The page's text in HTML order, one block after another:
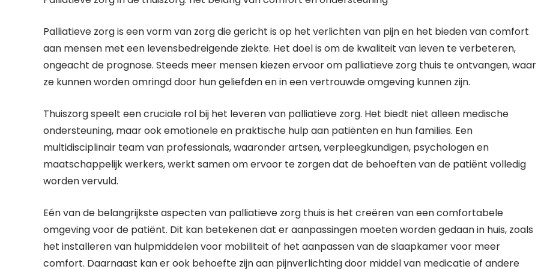
Palliatieve zorg is een vorm van zorg die gericht is op het verlichten van pijn en het bieden van comfort
aan mensen met een levensbedreigende ziekte. Het doel is om de kwaliteit van leven te verbeteren,
ongeacht de prognose. Steeds meer mensen kiezen ervoor om palliatieve zorg thuis te ontvangen, waar
ze kunnen worden omringd door hun geliefden en in een vertrouwde omgeving kunnen zijn.
Thuiszorg speelt een cruciale rol bij het leveren van palliatieve zorg. Het biedt niet alleen medische
ondersteuning, maar ook emotionele en praktische hulp aan patiënten en hun families. Een
multidisciplinair team van professionals, waaronder artsen, verpleegkundigen, psychologen en
maatschappelijk werkers, werkt samen om ervoor te zorgen dat de behoeften van de patiënt volledig
worden vervuld.
Eén van de belangrijkste aspecten van palliatieve zorg thuis is het creëren van een comfortabele
omgeving voor de patiënt. Dit kan betekenen dat er aanpassingen moeten worden gedaan in huis, zoals
het installeren van hulpmiddelen voor mobiliteit of het aanpassen van de slaapkamer voor meer
comfort. Daarnaast kan er ook behoefte zijn aan pijnverlichting door middel van medicatie of andere